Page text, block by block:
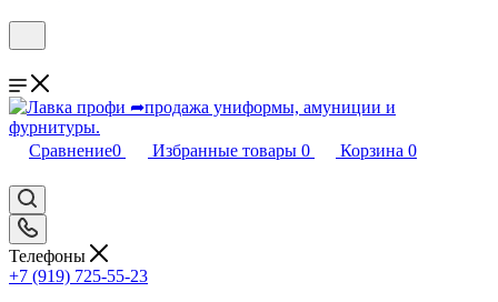
Сравнение0 Избранные товары 0 Корзина 0
Телефоны
+7 (919) 725-55-23